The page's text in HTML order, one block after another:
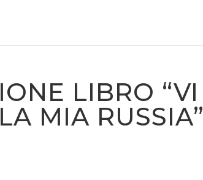
LIBRO “VI
MIA RUSSIA”